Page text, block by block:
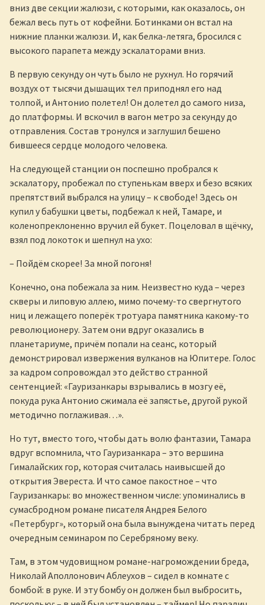
вниз две секции жалюзи, с которыми, как оказалось, он
бежал весь путь от кофейни. Ботинками он встал на
нижние планки жалюзи. И, как белка-летяга, бросился с
высокого парапета между эскалаторами вниз.
В первую секунду он чуть было не рухнул. Но горячий
воздух от тысячи дышащих тел приподнял его над
толпой, и Антонио полетел! Он долетел до самого низа,
до платформы. И вскочил в вагон метро за секунду до
отправления. Состав тронулся и заглушил бешено
бившееся сердце молодого человека.
На следующей станции он поспешно пробрался к
эскалатору, пробежал по ступенькам вверх и безо всяких
препятствий выбрался на улицу – к свободе! Здесь он
купил у бабушки цветы, подбежал к ней, Тамаре, и
коленопреклоненно вручил ей букет. Поцеловал в щёчку,
взял под локоток и шепнул на ухо:
– Пойдём скорее! За мной погоня!
Конечно, она побежала за ним. Неизвестно куда – через
скверы и липовую аллею, мимо почему-то свергнутого
ниц и лежащего поперёк тротуара памятника какому-то
революционеру. Затем они вдруг оказались в
планетариуме, причём попали на сеанс, который
демонстрировал извержения вулканов на Юпитере. Голос
за кадром сопровождал это действо странной
сентенцией: «Гауризанкары взрывались в мозгу её,
покуда рука Антонио сжимала её запястье, другой рукой
методично поглаживая…».
Но тут, вместо того, чтобы дать волю фантазии, Тамара
вдруг вспомнила, что Гауризанкара – это вершина
Гималайских гор, которая считалась наивысшей до
открытия Эвереста. И что самое пакостное – что
Гауризанкары: во множественном числе: упоминались в
сумасбродном романе писателя Андрея Белого
«Петербург», который она была вынуждена читать перед
очередным семинаром по Серебряному веку.
Там, в этом чудовищном романе-нагромождении бреда,
Николай Аполлонович Аблеухов – сидел в комнате с
бомбой: в руке. И эту бомбу он должен был выбросить,